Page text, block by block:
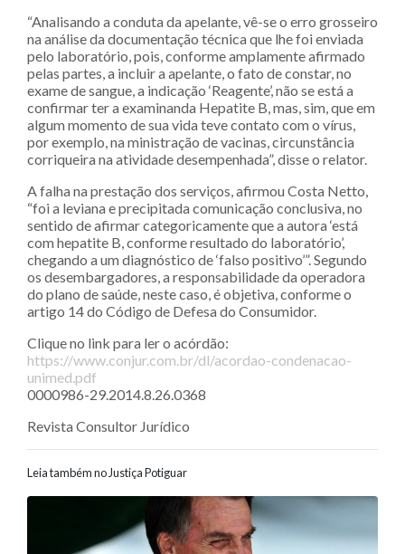
“Analisando a conduta da apelante, vê-se o erro grosseiro
na análise da documentação técnica que lhe foi enviada
pelo laboratório, pois, conforme amplamente afirmado
pelas partes, a incluir a apelante, o fato de constar, no
exame de sangue, a indicação ‘Reagente’, não se está a
confirmar ter a examinanda Hepatite B, mas, sim, que em
algum momento de sua vida teve contato com o vírus,
por exemplo, na ministração de vacinas, circunstância
corriqueira na atividade desempenhada”, disse o relator.
A falha na prestação dos serviços, afirmou Costa Netto,
“foi a leviana e precipitada comunicação conclusiva, no
sentido de afirmar categoricamente que a autora ‘está
com hepatite B, conforme resultado do laboratório’,
chegando a um diagnóstico de ‘falso positivo’”. Segundo
os desembargadores, a responsabilidade da operadora
do plano de saúde, neste caso, é objetiva, conforme o
artigo 14 do Código de Defesa do Consumidor.
Clique no link para ler o acórdão:
https://www.conjur.com.br/dl/acordao-condenacao-
unimed.pdf
0000986-29.2014.8.26.0368
Revista Consultor Jurídico
Leia também no Justiça Potiguar
Navegação entre posts